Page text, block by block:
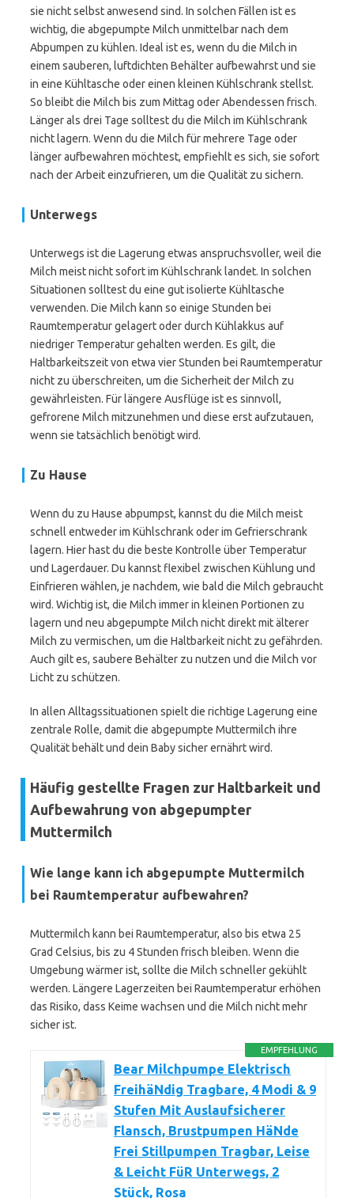
sie nicht selbst anwesend sind. In solchen Fällen ist es
wichtig, die abgepumpte Milch unmittelbar nach dem
Abpumpen zu kühlen. Ideal ist es, wenn du die Milch in
einem sauberen, luftdichten Behälter aufbewahrst und sie
in eine Kühltasche oder einen kleinen Kühlschrank stellst.
So bleibt die Milch bis zum Mittag oder Abendessen frisch.
Länger als drei Tage solltest du die Milch im Kühlschrank
nicht lagern. Wenn du die Milch für mehrere Tage oder
länger aufbewahren möchtest, empfiehlt es sich, sie sofort
nach der Arbeit einzufrieren, um die Qualität zu sichern.
Unterwegs
Unterwegs ist die Lagerung etwas anspruchsvoller, weil die
Milch meist nicht sofort im Kühlschrank landet. In solchen
Situationen solltest du eine gut isolierte Kühltasche
verwenden. Die Milch kann so einige Stunden bei
Raumtemperatur gelagert oder durch Kühlakkus auf
niedriger Temperatur gehalten werden. Es gilt, die
Haltbarkeitszeit von etwa vier Stunden bei Raumtemperatur
nicht zu überschreiten, um die Sicherheit der Milch zu
gewährleisten. Für längere Ausflüge ist es sinnvoll,
gefrorene Milch mitzunehmen und diese erst aufzutauen,
wenn sie tatsächlich benötigt wird.
Zu Hause
Wenn du zu Hause abpumpst, kannst du die Milch meist
schnell entweder im Kühlschrank oder im Gefrierschrank
lagern. Hier hast du die beste Kontrolle über Temperatur
und Lagerdauer. Du kannst flexibel zwischen Kühlung und
Einfrieren wählen, je nachdem, wie bald die Milch gebraucht
wird. Wichtig ist, die Milch immer in kleinen Portionen zu
lagern und neu abgepumpte Milch nicht direkt mit älterer
Milch zu vermischen, um die Haltbarkeit nicht zu gefährden.
Auch gilt es, saubere Behälter zu nutzen und die Milch vor
Licht zu schützen.
In allen Alltagssituationen spielt die richtige Lagerung eine
zentrale Rolle, damit die abgepumpte Muttermilch ihre
Qualität behält und dein Baby sicher ernährt wird.
Häufig gestellte Fragen zur Haltbarkeit und
Aufbewahrung von abgepumpter
Muttermilch
Wie lange kann ich abgepumpte Muttermilch
bei Raumtemperatur aufbewahren?
Muttermilch kann bei Raumtemperatur, also bis etwa 25
Grad Celsius, bis zu 4 Stunden frisch bleiben. Wenn die
Umgebung wärmer ist, sollte die Milch schneller gekühlt
werden. Längere Lagerzeiten bei Raumtemperatur erhöhen
das Risiko, dass Keime wachsen und die Milch nicht mehr
sicher ist.
EMPFEHLUNG
Bear Milchpumpe Elektrisch
FreihäNdig Tragbare, 4 Modi & 9
Stufen Mit Auslaufsicherer
Flansch, Brustpumpen HäNde
Frei Stillpumpen Tragbar, Leise
& Leicht FüR Unterwegs, 2
Stück, Rosa